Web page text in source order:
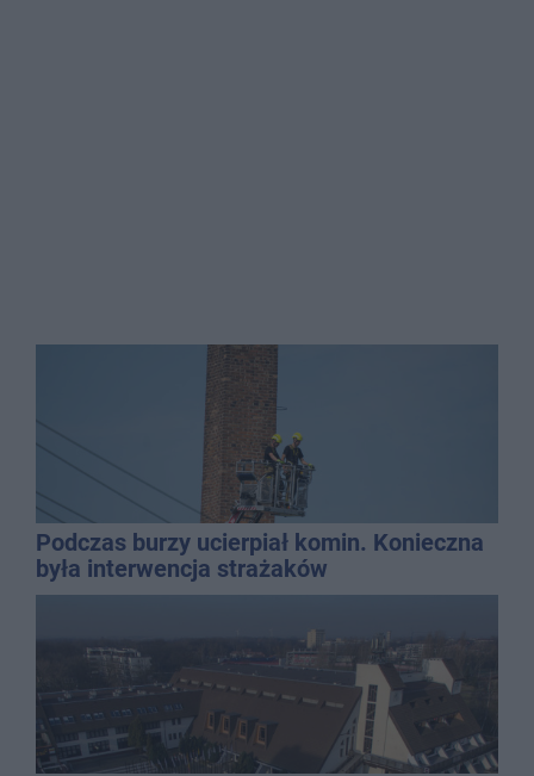
Podczas burzy ucierpiał komin. Konieczna
była interwencja strażaków